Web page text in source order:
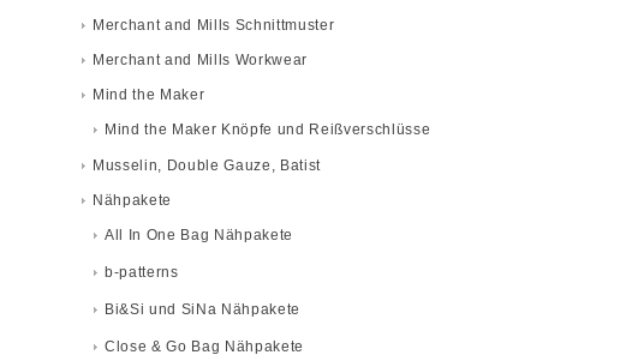
Merchant and Mills Schnittmuster
Merchant and Mills Workwear
Mind the Maker
Mind the Maker Knöpfe und Reißverschlüsse
Musselin, Double Gauze, Batist
Nähpakete
All In One Bag Nähpakete
b-patterns
Bi&Si und SiNa Nähpakete
Close & Go Bag Nähpakete